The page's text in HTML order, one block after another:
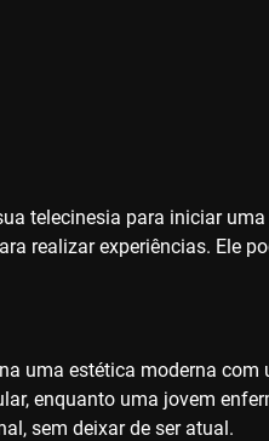
telecinesia para iniciar uma
realizar experiências. Ele
uma estética moderna com
enquanto uma jovem
sem deixar de ser atual.